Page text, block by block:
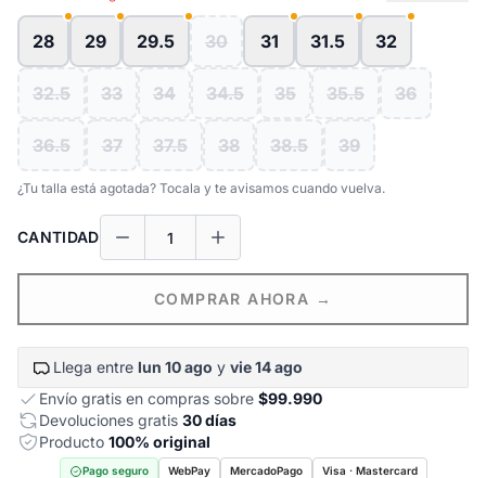
28 29 29.5 30 31 31.5 32
32.5 33 34 34.5 35 35.5 36
36.5 37 37.5 38 38.5 39
¿Tu talla está agotada? Tocala y te avisamos cuando vuelva.
CANTIDAD
COMPRAR AHORA →
Llega entre lun 10 ago y vie 14 ago
Envío gratis en compras sobre $99.990
Devoluciones gratis 30 días
Producto 100% original
Pago seguro WebPay MercadoPago Visa · Mastercard